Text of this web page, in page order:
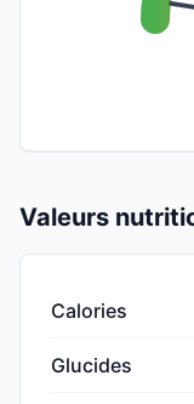
Valeurs
Calories
Glucides